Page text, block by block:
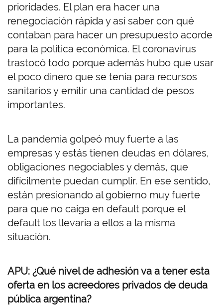
prioridades. El plan era hacer una
renegociación rápida y así saber con qué
contaban para hacer un presupuesto acorde
para la política económica. El coronavirus
trastocó todo porque además hubo que usar
el poco dinero que se tenía para recursos
sanitarios y emitir una cantidad de pesos
importantes.
La pandemia golpeó muy fuerte a las
empresas y estás tienen deudas en dólares,
obligaciones negociables y demás, que
difícilmente puedan cumplir. En ese sentido,
están presionando al gobierno muy fuerte
para que no caiga en default porque el
default los llevaría a ellos a la misma
situación.
APU: ¿Qué nivel de adhesión va a tener esta
oferta en los acreedores privados de deuda
pública argentina?